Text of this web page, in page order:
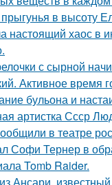
в высоту
настоящий хаос в
с сырной
Активное время
бульона и
артистка Ссср
в театре
Софи Тернер в
Tomb Raider.